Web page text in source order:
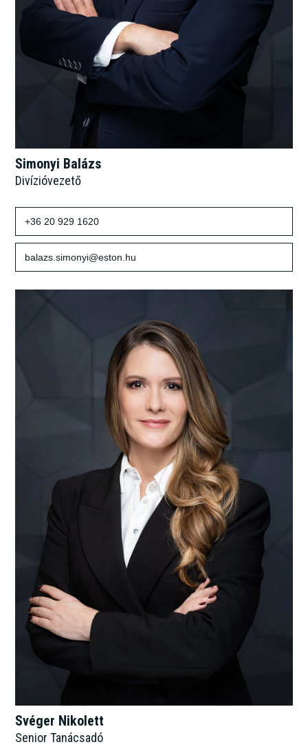
Simonyi Balázs
Divízióvezető
+36 20 929 1620
balazs.simonyi@eston.hu
Svéger Nikolett
Senior Tanácsadó